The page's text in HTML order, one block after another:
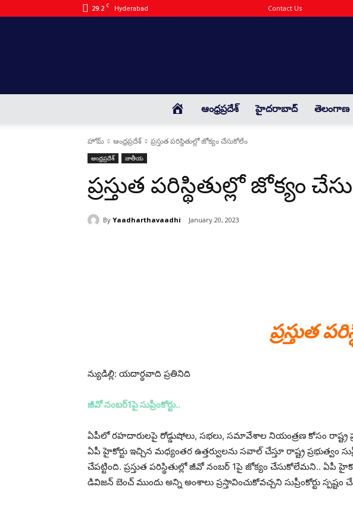
29.2 C Hyderabad Contact Us
HOMEఆంధ్రప్రదేశ్ హైదరాబాద్ తెలంగాణ
హోమ్ ఆంధ్రప్రదేశ్ ప్రస్తుత పరిస్థితుల్లో జోక్యం చేసుకోలేం
ఆంధ్రప్రదేశ్ జాతీయ
ప్రస్తుత పరిస్థితుల్లో జోక్యం
By Yaadharthavaadhi January 20, 2023
ప్రస్తుత
న్యుడిల్లి: యదార్ధవాది ప్రతినిది
జీవో నంబర్‌1పై సుప్రీంకోర్టు..
ఏపీలో రహదారులపై రోడ్డుషోలు, సభలు, సమావేశాల నియంత్రణ కోసం రాష్ట్ర
ఏపీ హైకోర్టు ఇచ్చిన మధ్యంతర ఉత్తర్వులను సవాల్‌ చేస్తూ రాష్ట్ర
చేపట్టింది. ప్రస్తుత పరిస్థితుల్లో జీవో నంబర్‌ 1పై జోక్యం చేసుకోలేమని..
డివిజన్‌ బెంచ్‌ ముందు అన్ని అంశాలు ప్రస్తావించుకోవచ్చని సుప్రీంకోర్టు